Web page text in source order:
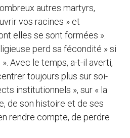
autres martyrs,
vos racines » et
elles se sont formées ».
perd sa fécondité » si
Avec le temps, a-t-il averti,
toujours plus sur soi-
institutionnels », sur « la
de son histoire et de ses
rendre compte, de perdre